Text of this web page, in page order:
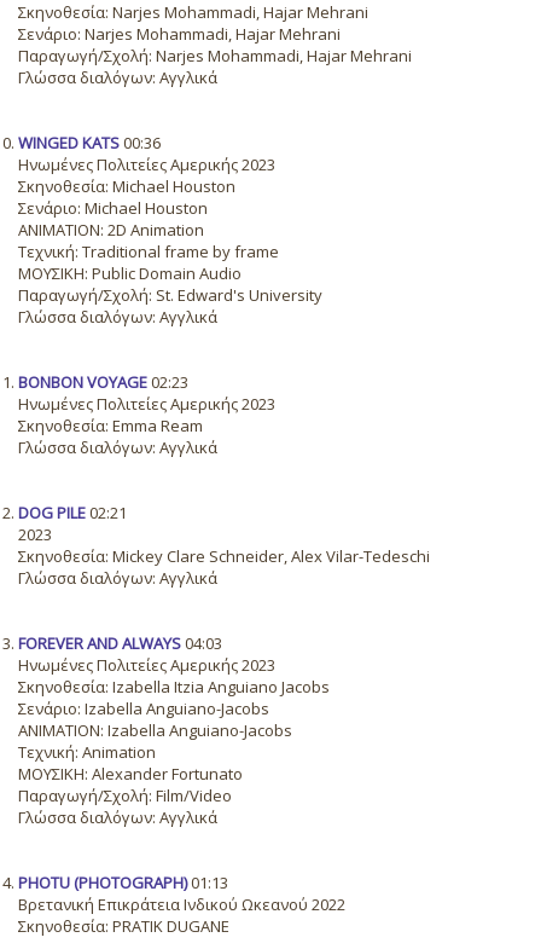
Σκηνοθεσία: Narjes Mohammadi, Hajar Mehrani
Σενάριο: Narjes Mohammadi, Hajar Mehrani
Παραγωγή/Σχολή: Narjes Mohammadi, Hajar Mehrani
Γλώσσα διαλόγων: Αγγλικά
WINGED KATS00:36
Ηνωμένες Πολιτείες Αμερικής 2023
Σκηνοθεσία: Michael Houston
Σενάριο: Michael Houston
ANIMATION: 2D Animation
Τεχνική: Traditional frame by frame
ΜΟΥΣΙΚΗ: Public Domain Audio
Παραγωγή/Σχολή: St. Edward's University
Γλώσσα διαλόγων: Αγγλικά
BONBON VOYAGE02:23
Ηνωμένες Πολιτείες Αμερικής 2023
Σκηνοθεσία: Emma Ream
Γλώσσα διαλόγων: Αγγλικά
DOG PILE02:21
2023
Σκηνοθεσία: Mickey Clare Schneider, Alex Vilar-Tedeschi
Γλώσσα διαλόγων: Αγγλικά
FOREVER AND ALWAYS04:03
Ηνωμένες Πολιτείες Αμερικής 2023
Σκηνοθεσία: Izabella Itzia Anguiano Jacobs
Σενάριο: Izabella Anguiano-Jacobs
ANIMATION: Izabella Anguiano-Jacobs
Τεχνική: Animation
ΜΟΥΣΙΚΗ: Alexander Fortunato
Παραγωγή/Σχολή: Film/Video
Γλώσσα διαλόγων: Αγγλικά
PHOTU (PHOTOGRAPH)01:13
Βρετανική Επικράτεια Ινδικού Ωκεανού 2022
Σκηνοθεσία: PRATIK DUGANE